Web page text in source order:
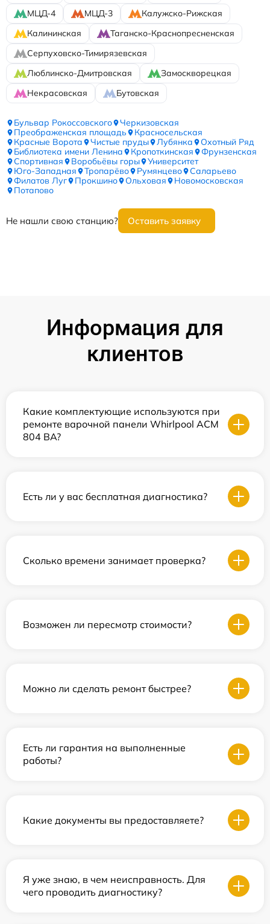
МЦД-4
МЦД-3
Калужско-Рижская
Калининская
Таганско-Краснопресненская
Серпуховско-Тимирязевская
Люблинско-Дмитровская
Замоскворецкая
Некрасовская
Бутовская
Бульвар Рокоссовского
Черкизовская
Преображенская площадь
Красносельская
Красные Ворота
Чистые пруды Лубянка
Охотный Ряд
Библиотека имени Ленина
Кропоткинская
Фрунзенская
Спортивная
Воробьёвы горы
Университет
Юго-Западная
Тропарёво Румянцево
Саларьево
Филатов Луг
Прокшино Ольховая
Новомосковская
Потапово
Не нашли свою станцию? Оставить заявку
Информация для
клиентов
Какие комплектующие используются при
ремонте варочной панели Whirlpool ACM
804 BA?
Есть ли у вас бесплатная диагностика?
Сколько времени занимает проверка?
Возможен ли пересмотр стоимости?
Можно ли сделать ремонт быстрее?
Есть ли гарантия на выполненные
работы?
Какие документы вы предоставляете?
Я уже знаю, в чем неисправность. Для
чего проводить диагностику?